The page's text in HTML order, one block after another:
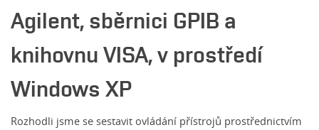
Agilent, sběrnici GPIB a
knihovnu VISA, v prostředí
Windows XP
Rozhodli jsme se sestavit ovládání přístrojů prostřednictvím